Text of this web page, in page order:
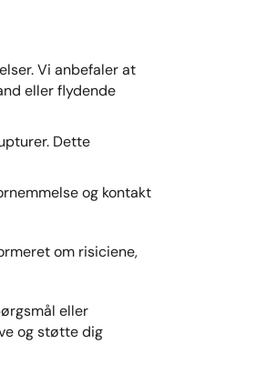
Vi anbefaler at
eller flydende
Dette
og kontakt
om risiciene,
eller
og støtte dig